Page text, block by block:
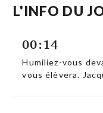
L'INFO DU
00:14
Humiliez-vous
vous élèvera.